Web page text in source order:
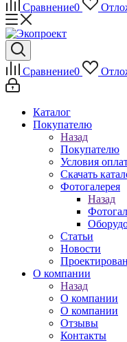
Сравнение0
Сравнение0
Каталог
Покупателю
Назад
Покупателю
Условия
Скачать
Фотогалерея
Назад
Статьи
Новости
О компании
Назад
О компании
О компании
Отзывы
Контакты